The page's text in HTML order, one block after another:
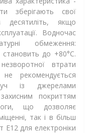
зберігають свої
десятиліть, якщо
Водночас
обмеження:
до +80°C.
втрати
рекомендується
із джерелами
покриттям
що дозволяє
так і в більш
Е12 для електроніки